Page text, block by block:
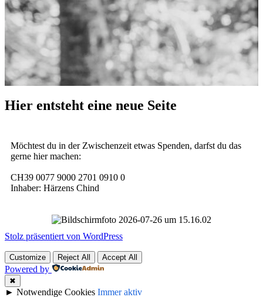
Hier entsteht eine neue Seite
Möchtest du in der Zwischenzeit etwas Spenden, darfst du das
gerne hier machen:
CH39 0077 9000 2701 0910 0
Inhaber: Härzens Chind
Stolz präsentiert von WordPress
Customize Reject All Accept All
Powered by
✖
► Notwendige Cookies Immer aktiv